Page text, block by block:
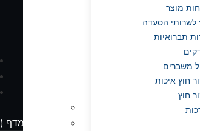
מוצר
לשרותי הסעדה
תברואיות
משברים
חוץ איכות
חוץ
תיקוף חיי מדף (Shelf Life)